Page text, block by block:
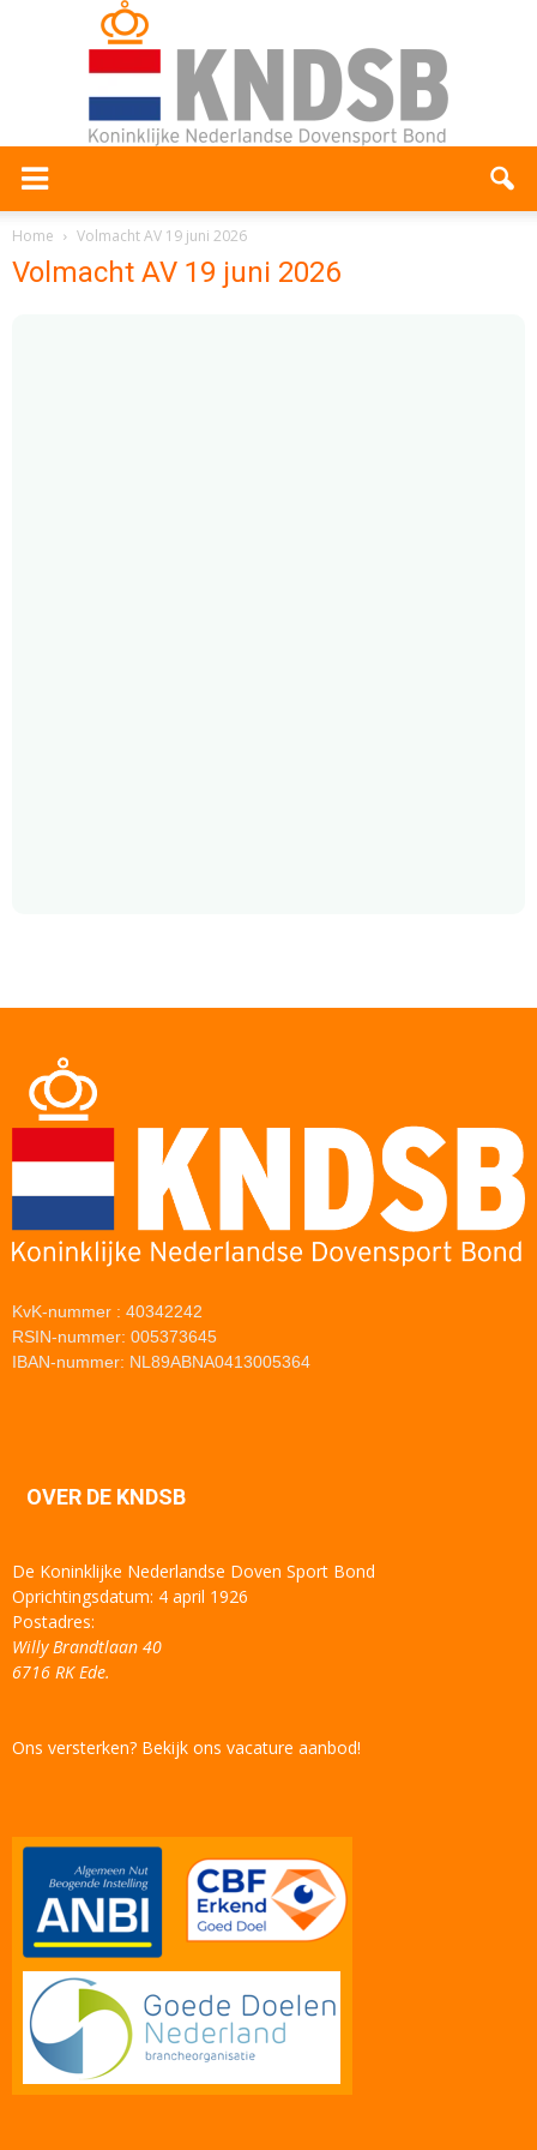
Home Volmacht AV 19 juni 2026
Volmacht AV 19 juni 2026
KvK-nummer : 40342242
RSIN-nummer: 005373645
IBAN-nummer: NL89ABNA0413005364
OVER DE KNDSB
De Koninklijke Nederlandse Doven Sport Bond
Oprichtingsdatum: 4 april 1926
Postadres:
Willy Brandtlaan 40
6716 RK Ede.
Ons versterken? Bekijk ons vacature aanbod!